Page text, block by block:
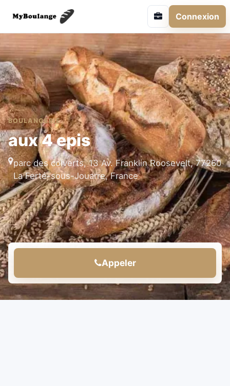
Connexion
BOULANGERIE
aux 4 epis
parc des colverts, 13 Av. Franklin Roosevelt, 77260
La Ferté-sous-Jouarre, France
Appeler